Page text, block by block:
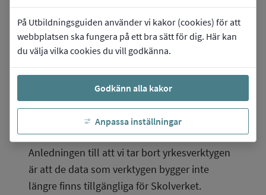
På Utbildningsguiden använder vi kakor (cookies) för att
webbplatsen ska fungera på ett bra sätt för dig. Här kan
du välja vilka cookies du vill godkänna.
Godkänn alla kakor
Anpassa inställningar
Utbildningsguiden som heter Yrken och
framtid.
Därmed tar vi även bort de yrkesverktyg som
finns där, det vill säga
Hitta yrken A-Ö
Hitta yrken som kan passa dig
Yrkesinspiration.
Anledningen till att vi tar bort yrkesverktygen
är att de data som verktygen bygger inte
längre finns tillgängliga för Skolverket.